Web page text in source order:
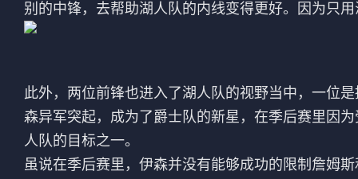
别的中锋，去帮助湖人队的内线变得更好。因为只
此外，两位前锋也进入了湖人队的视野当中，一位
森异军突起，成为了爵士队的新星，在季后赛里因
人队的目标之一。
虽说在季后赛里，伊森并没有能够成功的限制詹姆